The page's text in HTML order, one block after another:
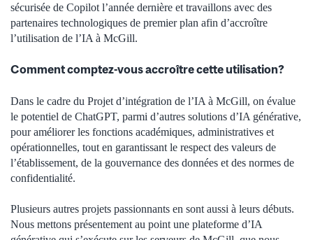
sécurisée de Copilot l’année dernière et travaillons avec des
partenaires technologiques de premier plan afin d’accroître
l’utilisation de l’IA à McGill.
Comment comptez-vous accroître cette utilisation?
Dans le cadre du Projet d’intégration de l’IA à McGill, on évalue
le potentiel de ChatGPT, parmi d’autres solutions d’IA générative,
pour améliorer les fonctions académiques, administratives et
opérationnelles, tout en garantissant le respect des valeurs de
l’établissement, de la gouvernance des données et des normes de
confidentialité.
Plusieurs autres projets passionnants en sont aussi à leurs débuts.
Nous mettons présentement au point une plateforme d’IA